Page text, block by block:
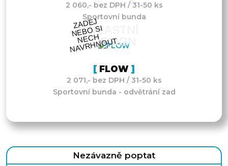
2 060,- bez DPH / 31-50 ks
Sportovní bunda
VLASTNÍ
DESIGN
ZA
DEJ
NEB
O SI
NE
C
H
NAV
R
H
N
O
UT
FLOW
2 071,- bez DPH / 31-50 ks
Sportovní bunda - odvětrání zad
Nezávazně poptat